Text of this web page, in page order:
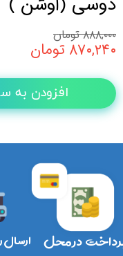
۸۸۸,۰۰۰ تومان
۸۷۰,۲۴۰ تومان
افزودن به
ارسال در محل